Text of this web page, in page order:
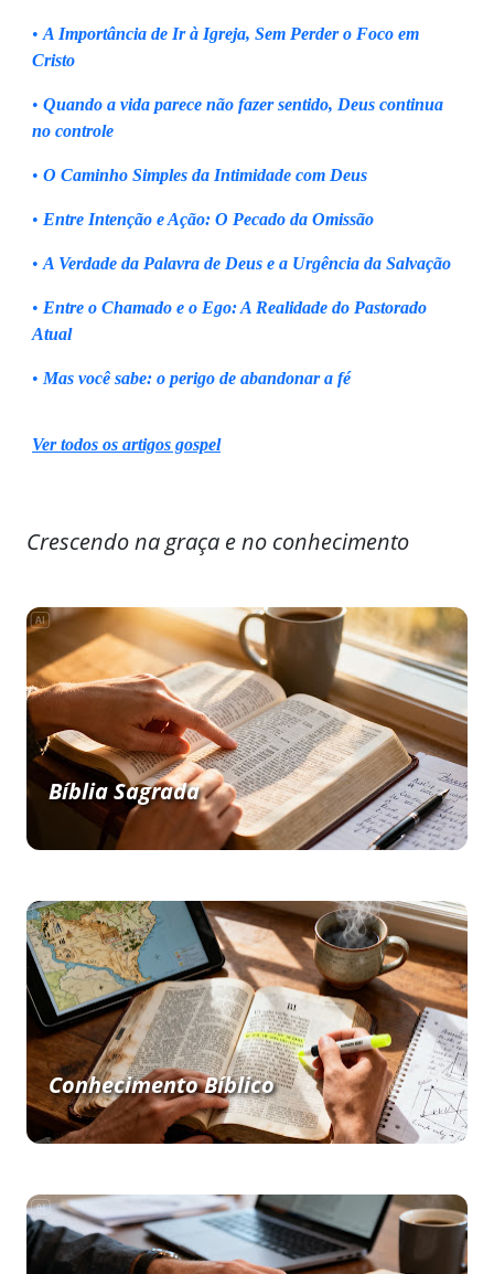
• A Importância de Ir à Igreja, Sem Perder o Foco em
Cristo
• Quando a vida parece não fazer sentido, Deus continua
no controle
• O Caminho Simples da Intimidade com Deus
• Entre Intenção e Ação: O Pecado da Omissão
• A Verdade da Palavra de Deus e a Urgência da Salvação
• Entre o Chamado e o Ego: A Realidade do Pastorado
Atual
• Mas você sabe: o perigo de abandonar a fé
Ver todos os artigos gospel
Crescendo na graça e no conhecimento
Bíblia Sagrada
Conhecimento Bíblico